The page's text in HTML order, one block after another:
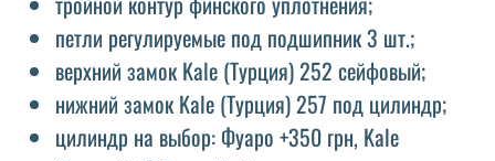
петли регулируемые под подшипник 3 шт.;
верхний замок Kale (Турция) 252 сейфовый;
нижний замок Kale (Турция) 257 под цилиндр;
цилиндр на выбор: Фуаро +350 грн, Kale